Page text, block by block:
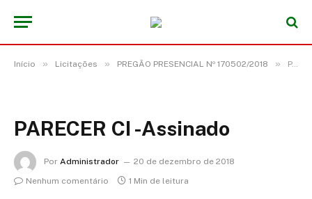
Início » Licitações » PREGÃO PRESENCIAL Nº 170502/2018 » PARECER CI -Assinado
PARECER CI -Assinado
Por Administrador
20 de dezembro de 2018
Nenhum comentário
1 Min de leitura